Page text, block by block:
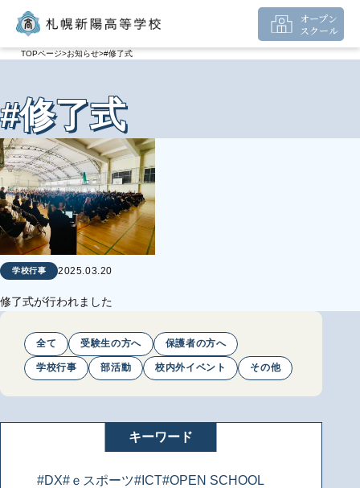
オープン
スクール
TOPページ お知らせ #修了式
#修了式
学校行事 2025.03.20
修了式が行われました
全て 受験生の方へ 保護者の方へ
学校行事 部活動 校内外イベント その他
キーワード
#DX#ｅスポーツ#ICT#OPEN SCHOOL